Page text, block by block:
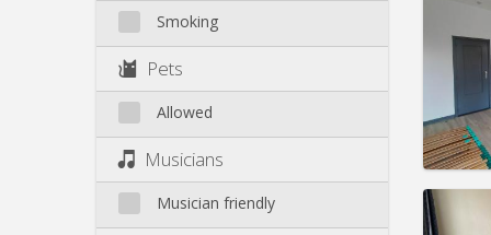
Smoking
Pets
Allowed
Musicians
Musician friendly
Rent:
months